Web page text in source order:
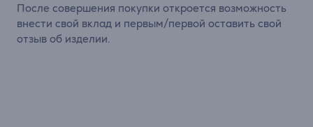
После совершения покупки откроется возможность
внести свой вклад и первым/первой оставить свой
отзыв об изделии.